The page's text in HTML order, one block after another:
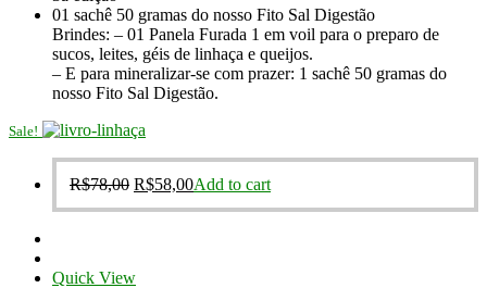
01 sachê 50 gramas do nosso Fito Sal Digestão
Brindes: – 01 Panela Furada 1 em voil para o preparo de
sucos, leites, géis de linhaça e queijos.
– E para mineralizar-se com prazer: 1 sachê 50 gramas do
nosso Fito Sal Digestão.
Sale!
R$78,00 Original
R$58,00Current
Add to cart
Quick View